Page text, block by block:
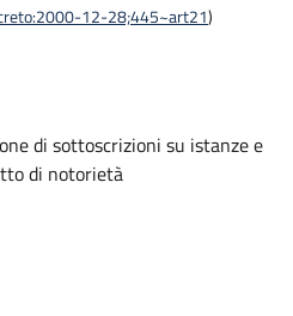
12-28;445~art21)
di sottoscrizioni su istanze e
di notorietà